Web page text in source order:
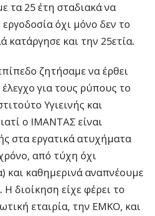
τα 25 έτη σταδιακά να
όχι μόνο δεν το
κατάργησε και την 25ετία.
ζητήσαμε να έρθει
έλεγχο για τους ρύπους το
Υγιεινής και
ο ΙΜΑΝΤΑΣ είναι
στα εργατικά ατυχήματα
από τύχη όχι
και καθημερινά αναπνέουμε
Η διοίκηση είχε φέρει το
εταιρία, την ΕΜΚΟ, και